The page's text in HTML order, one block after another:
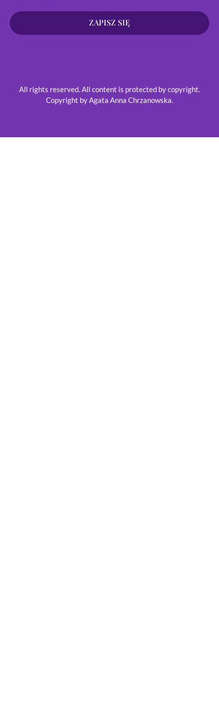
ZAPISZ SIĘ
All rights reserved. All content is protected by copyright.
Copyright by Agata Anna Chrzanowska.